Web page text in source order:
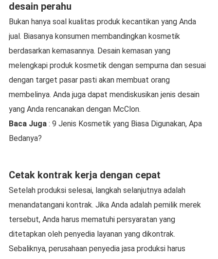
desain perahu
Bukan hanya soal kualitas produk kecantikan yang Anda
jual. Biasanya konsumen membandingkan kosmetik
berdasarkan kemasannya. Desain kemasan yang
melengkapi produk kosmetik dengan sempurna dan sesuai
dengan target pasar pasti akan membuat orang
membelinya. Anda juga dapat mendiskusikan jenis desain
yang Anda rencanakan dengan McClon.
Baca Juga: 9 Jenis Kosmetik yang Biasa Digunakan, Apa
Bedanya?
Cetak kontrak kerja dengan cepat
Setelah produksi selesai, langkah selanjutnya adalah
menandatangani kontrak. Jika Anda adalah pemilik merek
tersebut, Anda harus mematuhi persyaratan yang
ditetapkan oleh penyedia layanan yang dikontrak.
Sebaliknya, perusahaan penyedia jasa produksi harus